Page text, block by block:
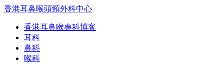
香港耳鼻喉頭頸外科中心
香港耳鼻喉專科博客
耳科
鼻科
喉科